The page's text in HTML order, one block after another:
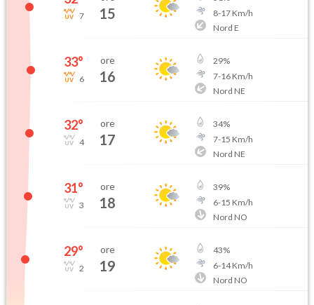
7 15
8-17Km/h
Nord E
33°
6
ore
16
29%
7-16Km/h
Nord NE
32°
4
ore
17
34%
7-15 Km/h
Nord NE
31°
3
ore
18
39%
6-15 Km/h
Nord NO
29°
2
ore
19
43%
6-14Km/h
Nord NO